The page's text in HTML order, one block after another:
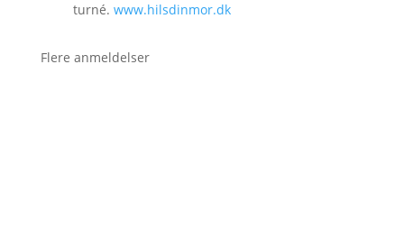
turné. www.hilsdinmor.dk
Flere anmeldelser